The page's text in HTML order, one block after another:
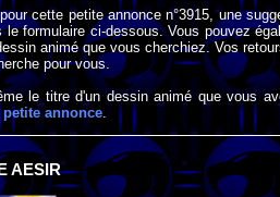
cette petite annonce n°3915, une
formulaire ci-dessous. Vous pouvez
animé que vous cherchiez. Vos
pour vous.
le titre d'un dessin animé que vous
annonce.
AESIR